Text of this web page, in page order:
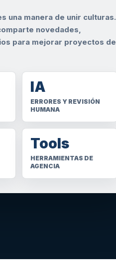
una manera de unir culturas.
novedades,
para mejorar proyectos de
IA
ERRORES Y REVISIÓN
HUMANA
Tools
HERRAMIENTAS DE
AGENCIA